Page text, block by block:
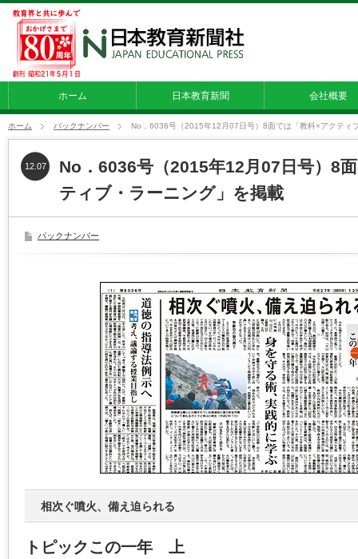
ホーム 日本教育新聞 会社概要
ホーム バックナンバー No．6036号（2015年12月07日号）8面では「教科×アクティ
No．6036号（2015年12月07日号）8
ティブ・ラーニング」を掲載
12.07
バックナンバー
相次ぐ噴火、備え迫られる
トピックこの一年 上